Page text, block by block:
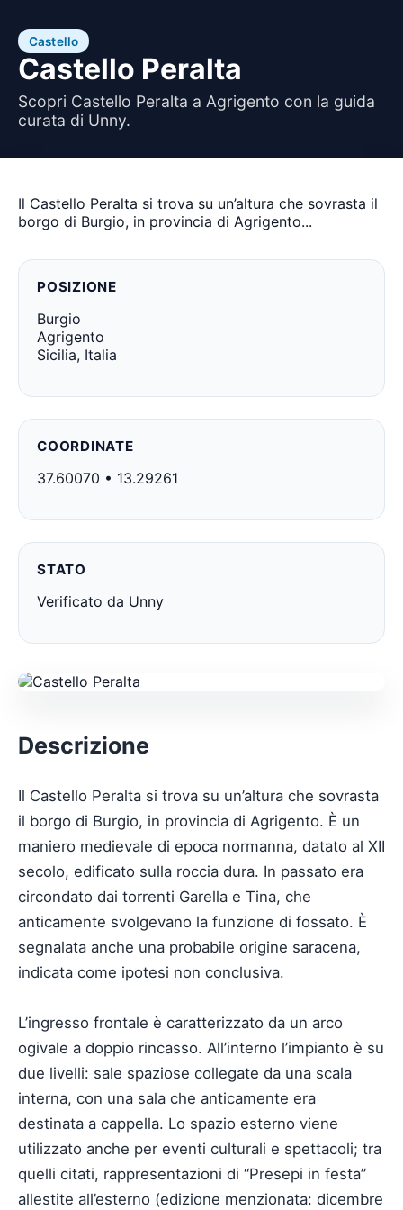
Castello
Castello Peralta
Scopri Castello Peralta a Agrigento con la guida
curata di Unny.
Il Castello Peralta si trova su un’altura che sovrasta il
borgo di Burgio, in provincia di Agrigento...
POSIZIONE
Burgio
Agrigento
Sicilia, Italia
COORDINATE
37.60070 • 13.29261
STATO
Verificato da Unny
Descrizione
Il Castello Peralta si trova su un’altura che sovrasta
il borgo di Burgio, in provincia di Agrigento. È un
maniero medievale di epoca normanna, datato al XII
secolo, edificato sulla roccia dura. In passato era
circondato dai torrenti Garella e Tina, che
anticamente svolgevano la funzione di fossato. È
segnalata anche una probabile origine saracena,
indicata come ipotesi non conclusiva.
L’ingresso frontale è caratterizzato da un arco
ogivale a doppio rincasso. All’interno l’impianto è su
due livelli: sale spaziose collegate da una scala
interna, con una sala che anticamente era
destinata a cappella. Lo spazio esterno viene
utilizzato anche per eventi culturali e spettacoli; tra
quelli citati, rappresentazioni di “Presepi in festa”
allestite all’esterno (edizione menzionata: dicembre